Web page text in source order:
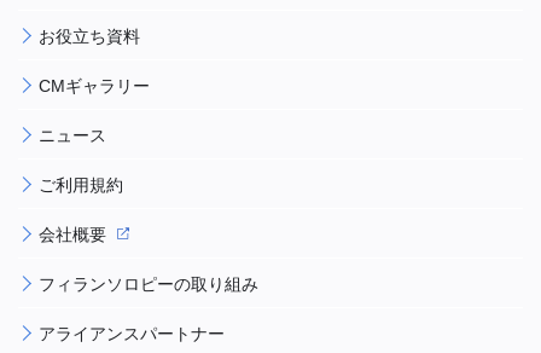
お役立ち資料
CMギャラリー
ニュース
ご利用規約
会社概要
フィランソロピーの取り組み
アライアンスパートナー